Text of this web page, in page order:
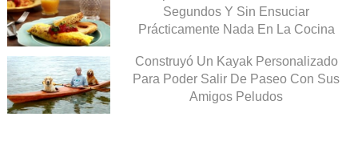
Segundos Y Sin Ensuciar
Prácticamente Nada En La Cocina
Construyó Un Kayak Personalizado
Para Poder Salir De Paseo Con Sus
Amigos Peludos